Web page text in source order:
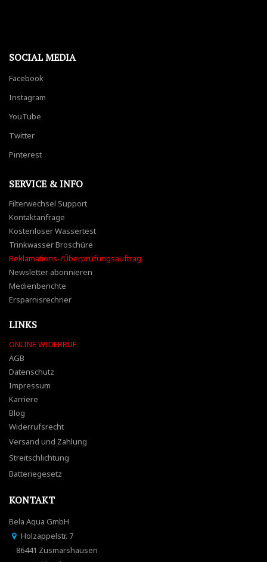
SOCIAL MEDIA
Facebook
Instagram
YouTube
Twitter
Pinterest
SERVICE & INFO
Filterwechsel Support
Kontaktanfrage
Kostenloser Wassertest
Trinkwasser Broschüre
Reklamations-/Überprüfungsauftrag
Newsletter abonnieren
Medienberichte
Ersparnisrechner
LINKS
ONLINE WIDERRUF
AGB
Datenschutz
Impressum
Karriere
Blog
Widerrufsrecht
Versand und Zahlung
Streitschlichtung
Batteriegesetz
KONTAKT
Bela Aqua GmbH
Holzappelstr. 7
86441 Zusmarshausen